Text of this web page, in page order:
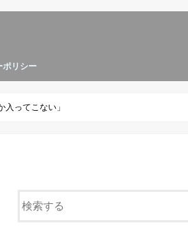
ポリシー
ってこない」